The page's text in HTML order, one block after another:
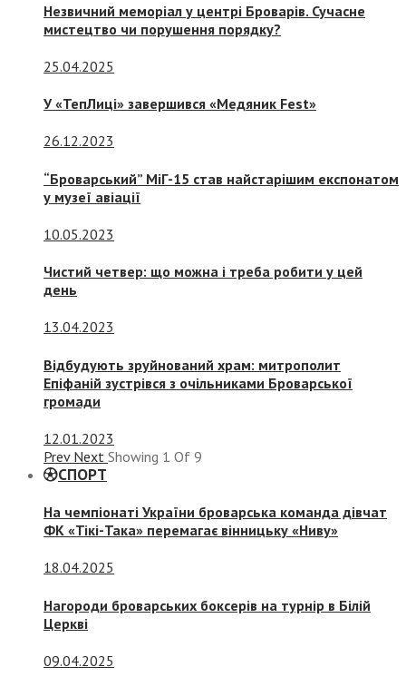
Незвичний меморіал у центрі Броварів. Сучасне
мистецтво чи порушення порядку?
25.04.2025
У «ТепЛиці» завершився «Медяник Fest»
26.12.2023
“Броварський” МіГ-15 став найстарішим експонатом
у музеї авіації
10.05.2023
Чистий четвер: що можна і треба робити у цей
день
13.04.2023
Відбудують зруйнований храм: митрополит
Епіфаній зустрівся з очільниками Броварської
громади
12.01.2023
Prev Next Showing 1 Of 9
СПОРТ
На чемпіонаті України броварська команда дівчат
ФК «Тікі-Така» перемагає вінницьку «Ниву»
18.04.2025
Нагороди броварських боксерів на турнір в Білій
Церкві
09.04.2025